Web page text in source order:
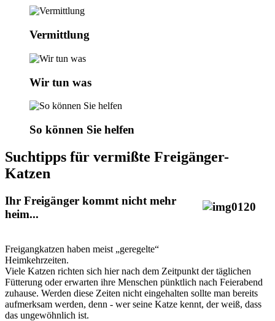
Vermittlung
Wir tun was
So können Sie helfen
Suchtipps für vermißte Freigänger-
Katzen
Ihr Freigänger kommt nicht mehr
heim...
Freigangkatzen haben meist „geregelte“
Heimkehrzeiten.
Viele Katzen richten sich hier nach dem Zeitpunkt der täglichen
Fütterung oder erwarten ihre Menschen pünktlich nach Feierabend
zuhause. Werden diese Zeiten nicht eingehalten sollte man bereits
aufmerksam werden, denn - wer seine Katze kennt, der weiß, dass
das ungewöhnlich ist.